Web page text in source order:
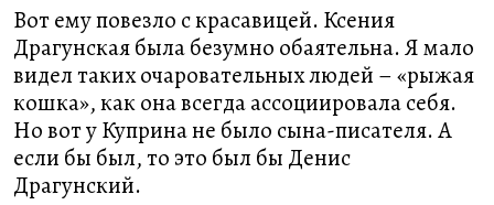
Вот ему повезло с красавицей. Ксения
Драгунская была безумно обаятельна. Я мало
видел таких очаровательных людей – «рыжая
кошка», как она всегда ассоциировала себя.
Но вот у Куприна не было сына-писателя. А
если бы был, то это был бы Денис
Драгунский.